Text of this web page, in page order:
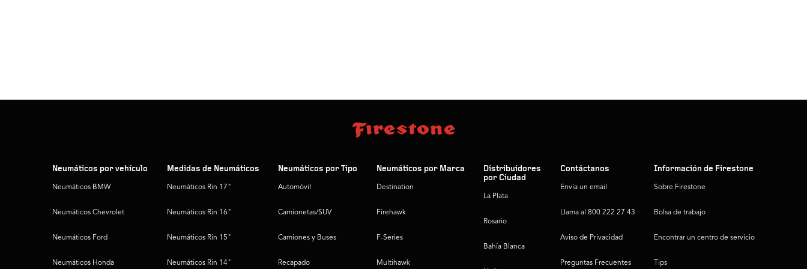
Neumáticos por vehículo
Neumáticos BMW
Neumáticos Chevrolet
Neumáticos Ford
Neumáticos Honda
Medidas de Neumáticos
Neumáticos Rin 17"
Neumáticos Rin 16"
Neumáticos Rin 15"
Neumáticos Rin 14"
Neumáticos por Tipo
Automóvil
Camionetas/SUV
Camiones y Buses
Recapado
Neumáticos por Marca
Destination
Firehawk
F-Series
Multihawk
Distribuidores
por Ciudad
La Plata
Rosario
Bahía Blanca
Contáctanos
Envía un email
Llama al 800 222 27 43
Aviso de Privacidad
Preguntas Frecuentes
Información de Firestone
Sobre Firestone
Bolsa de trabajo
Encontrar un centro de servicio
Tips